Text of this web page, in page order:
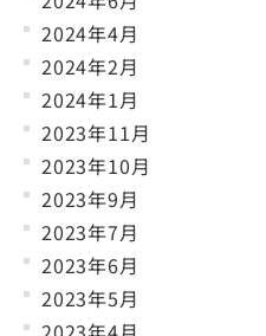
2024年4月
2024年2月
2024年1月
2023年11月
2023年10月
2023年9月
2023年7月
2023年6月
2023年5月